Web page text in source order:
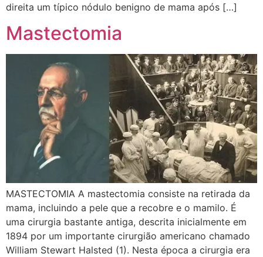
direita um típico nódulo benigno de mama após […]
Mastectomia
MASTECTOMIA A mastectomia consiste na retirada da
mama, incluindo a pele que a recobre e o mamilo. É
uma cirurgia bastante antiga, descrita inicialmente em
1894 por um importante cirurgião americano chamado
William Stewart Halsted (1). Nesta época a cirurgia era